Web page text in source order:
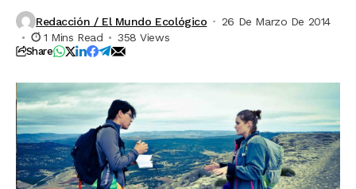
Redacción / El Mundo Ecológico
26 De Marzo De 2014
1 Mins Read
358 Views
Share